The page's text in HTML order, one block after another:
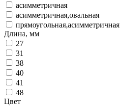
асимметричная
асимметричная,овальная
прямоугольная,асимметричная
Длина, мм
27
31
38
40
41
48
Цвет